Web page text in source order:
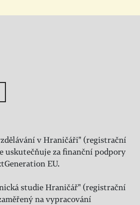
v Hraničáři" (registrační
uskutečňuje za finanční podpory
EU.
studie Hraničář" (registrační
na vypracování